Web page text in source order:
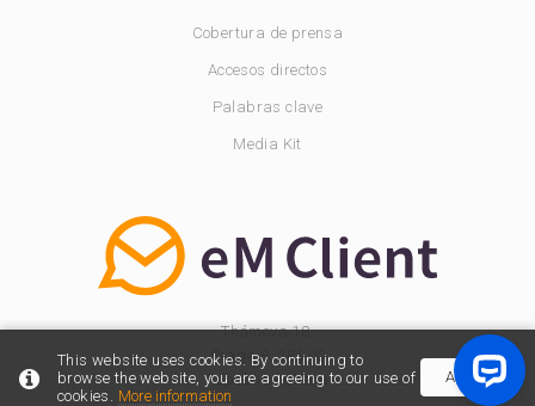
This website uses cookies. By continuing to
browse the website, you are agreeing to our use of
cookies. More information
Accept
Cobertura de prensa
Accesos directos
Palabras clave
Media Kit
Thámova 18,
Praga 8, 186 00
República Checa